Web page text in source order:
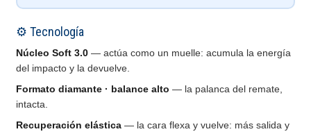
⚙️ Tecnología
Núcleo Soft 3.0 — actúa como un muelle: acumula la energía
del impacto y la devuelve.
Formato diamante · balance alto — la palanca del remate,
intacta.
Recuperación elástica — la cara flexa y vuelve: más salida y